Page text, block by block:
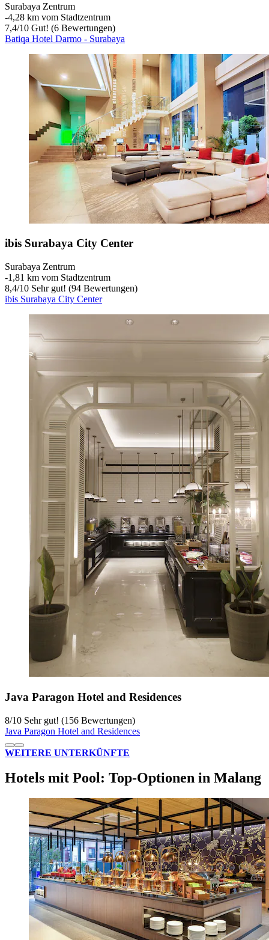
Surabaya Zentrum
‐4,28 km vom Stadtzentrum
7,4/10 Gut! (6 Bewertungen)
Batiqa Hotel Darmo - Surabaya
ibis Surabaya City Center
Surabaya Zentrum
‐1,81 km vom Stadtzentrum
8,4/10 Sehr gut! (94 Bewertungen)
ibis Surabaya City Center
Java Paragon Hotel and Residences
8/10 Sehr gut! (156 Bewertungen)
Java Paragon Hotel and Residences
WEITERE UNTERKÜNFTE
Hotels mit Pool: Top-Optionen in Malang